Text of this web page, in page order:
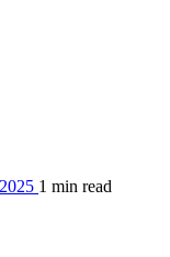
1 min read